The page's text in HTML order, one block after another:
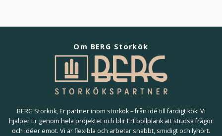
Om BERG Storkök
BERG Storkök, Er partner inom storkök – från idé till färdigt kök. Vi
hjälper Er genom hela projektet och blir Ert bollplank att studsa frågor
och idéer emot. Vi är flexibla och arbetar snabbt, smidigt och lyhört.